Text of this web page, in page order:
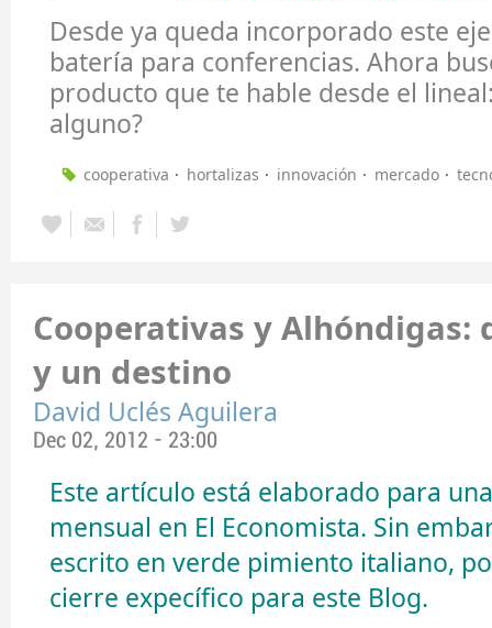
Desde ya queda incorporado este
batería para conferencias. Ahora
producto que te hable desde el
alguno?
cooperativa hortalizas innovación mercado
Cooperativas y Alhóndigas:
y un destino
David Uclés Aguilera
Dec 02, 2012 - 23:00
Este artículo está elaborado para
mensual en El Economista. Sin
escrito en verde pimiento italiano,
cierre expecífico para este Blog.